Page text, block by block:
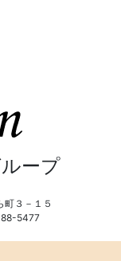
ープ
３－１５
5477